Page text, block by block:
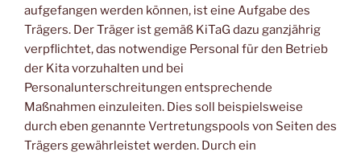
aufgefangen werden können, ist eine Aufgabe des
Trägers. Der Träger ist gemäß KiTaG dazu ganzjährig
verpflichtet, das notwendige Personal für den Betrieb
der Kita vorzuhalten und bei
Personalunterschreitungen entsprechende
Maßnahmen einzuleiten. Dies soll beispielsweise
durch eben genannte Vertretungspools von Seiten des
Trägers gewährleistet werden. Durch ein